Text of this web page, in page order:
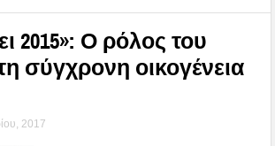
2015»: Ο ρόλος του
σύγχρονη οικογένεια
2017